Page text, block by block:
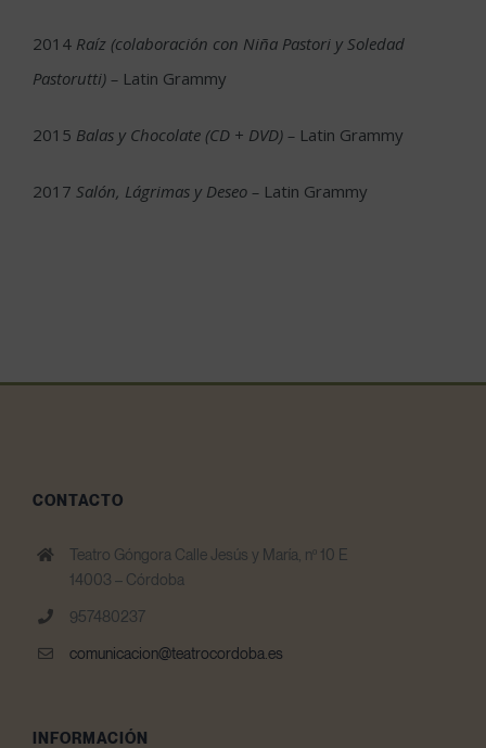
2014 Raíz (colaboración con Niña Pastori y Soledad
Pastorutti) – Latin Grammy
2015 Balas y Chocolate (CD + DVD) – Latin Grammy
2017 Salón, Lágrimas y Deseo – Latin Grammy
CONTACTO
Teatro Góngora Calle Jesús y María, nº 10 E
14003 – Córdoba
957480237
comunicacion@teatrocordoba.es
INFORMACIÓN